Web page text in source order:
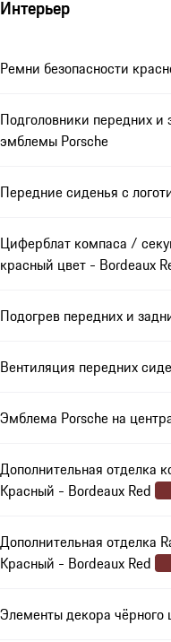
Интерьер
Ремни безопасности
Подголовники передних
эмблемы Porsche
Передние сиденья с
Циферблат компаса /
красный цвет - Bordeaux
Подогрев передних и
Вентиляция передних
Эмблема Porsche на
Дополнительная отделка
Красный - Bordeaux Red
Дополнительная отделка
Красный - Bordeaux Red
Элементы декора чёрного